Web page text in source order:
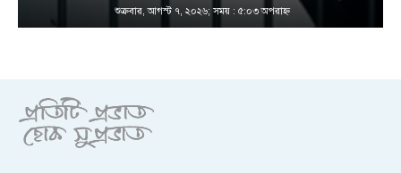
শুক্রবার, আগস্ট ৭, ২০২৬; সময় : ৫:০৩ অপরাহ্ণ